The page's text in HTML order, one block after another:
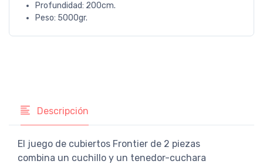
Profundidad: 200cm.
Peso: 5000gr.
Descripción
El juego de cubiertos Frontier de 2 piezas
combina un cuchillo y un tenedor-cuchara